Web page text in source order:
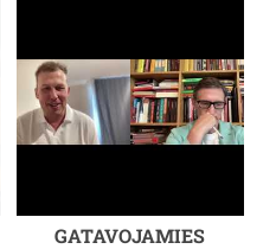
GATAVOJAMIES